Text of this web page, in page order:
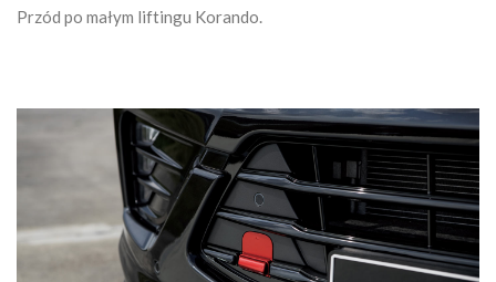
Przód po małym liftingu Korando.